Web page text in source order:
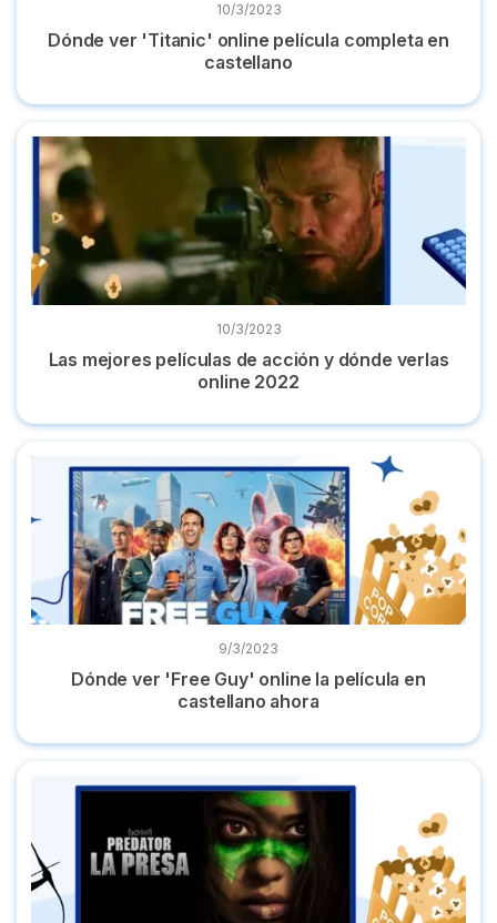
10/3/2023
Dónde ver 'Titanic' online película completa en
castellano
Las mejores películas de acción y dónde verlas online 2022
10/3/2023
Las mejores películas de acción y dónde verlas
online 2022
Dónde ver 'Free Guy' online la película en castellano ahora
9/3/2023
Dónde ver 'Free Guy' online la película en
castellano ahora
Dónde ver 'Predator: La presa' online película en español